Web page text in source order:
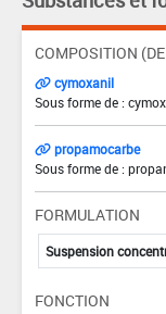
COMPOSITION
cymoxanil
Sous forme de :
propamocarbe
Sous forme de :
FORMULATION
Suspension
FONCTION